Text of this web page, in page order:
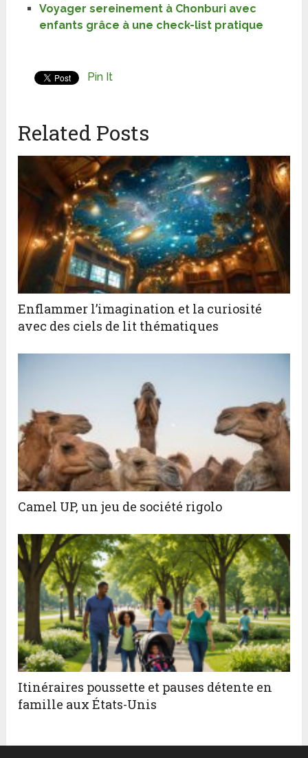
Voyager sereinement à Chonburi avec
enfants grâce à une check-list pratique
Pin It
Related Posts
Enflammer l’imagination et la curiosité
avec des ciels de lit thématiques
Camel UP, un jeu de société rigolo
Itinéraires poussette et pauses détente en
famille aux États-Unis